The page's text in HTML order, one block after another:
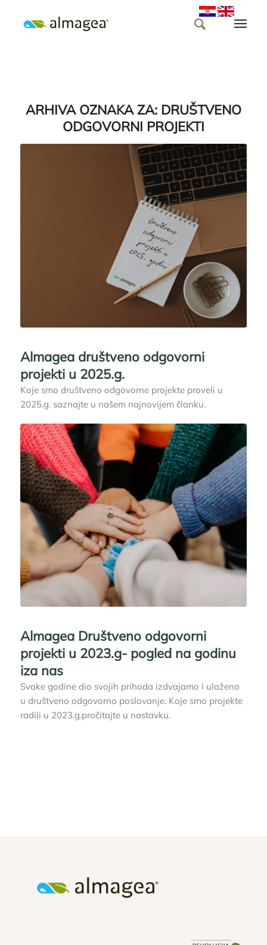
ARHIVA OZNAKA ZA: DRUŠTVENO
ODGOVORNI PROJEKTI
Almagea društveno odgovorni
projekti u 2025.g.
Koje smo društveno odgovorne projekte proveli u
2025.g. saznajte u našem najnovijem članku.
Almagea Društveno odgovorni
projekti u 2023.g- pogled na godinu
iza nas
Svake godine dio svojih prihoda izdvajamo i ulaženo
u društveno odgovorno poslovanje. Koje smo projekte
radili u 2023.g.pročitajte u nastavku.